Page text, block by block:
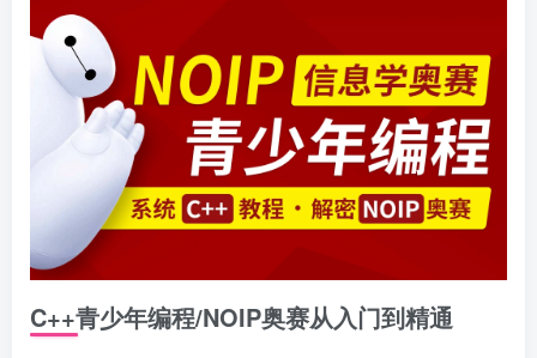
C++青少年编程/NOIP奥赛从入门到精通